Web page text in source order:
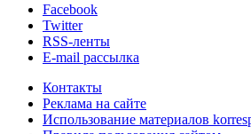
Facebook
Twitter
RSS-ленты
E-mail рассылка
Контакты
Реклама на сайте
Использование материалов